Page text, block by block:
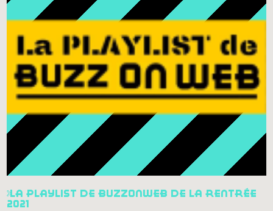
la playlist de buzzonweb de la rentrée
2021